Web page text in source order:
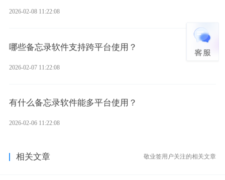
2026-02-08 11:22:08
哪些备忘录软件支持跨平台使用？
2026-02-07 11:22:08
有什么备忘录软件能多平台使用？
2026-02-06 11:22:08
相关文章 敬业签用户关注的相关文章